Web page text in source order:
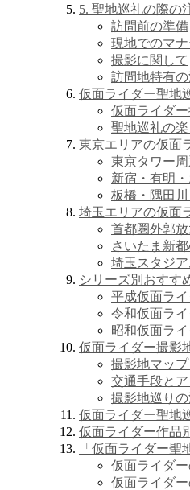
5. 聖地巡礼の際の
訪問前の準備
現地でのマナ
撮影に関して
訪問地特有
仮面ライダー聖地
仮面ライダ
聖地巡礼の
東京エリアの仮面
東京タワー
新宿・有明
板橋・隅田
埼玉エリアの仮面
首都圏外郭
さいたま新
埼玉スタジ
シリーズ別おすす
平成仮面ラ
令和仮面ラ
昭和仮面ラ
仮面ライダー撮影
撮影地マッ
交通手段と
撮影地巡り
仮面ライダー聖地
仮面ライダー作品
「仮面ライダー聖
仮面ライダ
仮面ライダ